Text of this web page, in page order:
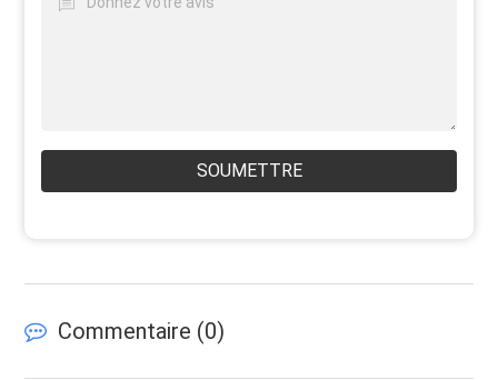
SOUMETTRE
Commentaire (0)